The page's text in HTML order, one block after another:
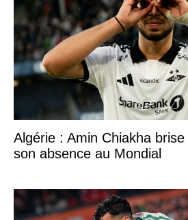
Algérie : Amin Chiakha
son absence au Mondial